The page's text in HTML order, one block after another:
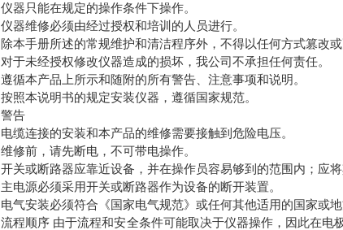
仪器只能在规定的操作条件下操作。
仪器维修必须由经过授权和培训的人员进行。
除本手册所述的常规维护和清洁程序外，不得以任何方式篡改或
对于未经授权修改仪器造成的损坏，我公司不承担任何责任。
遵循本产品上所示和随附的所有警告、注意事项和说明。
按照本说明书的规定安装仪器，遵循国家规范。
警告
电缆连接的安装和本产品的维修需要接触到危险电压。
维修前，请先断电，不可带电操作。
开关或断路器应靠近设备，并在操作员容易够到的范围内；应将
主电源必须采用开关或断路器作为设备的断开装置。
电气安装必须符合《国家电气规范》或任何其他适用的国家或地
流程顺序 由于流程和安全条件可能取决于仪器操作，因此在